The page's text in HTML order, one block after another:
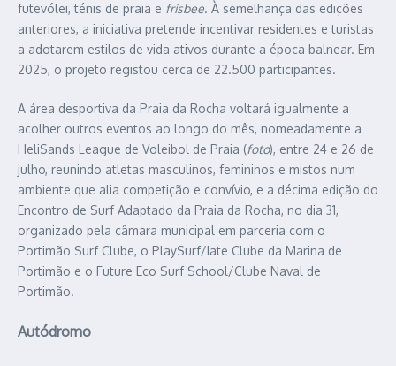
futevólei, ténis de praia e frisbee. À semelhança das edições
anteriores, a iniciativa pretende incentivar residentes e turistas
a adotarem estilos de vida ativos durante a época balnear. Em
2025, o projeto registou cerca de 22.500 participantes.
A área desportiva da Praia da Rocha voltará igualmente a
acolher outros eventos ao longo do mês, nomeadamente a
HeliSands League de Voleibol de Praia (foto), entre 24 e 26 de
julho, reunindo atletas masculinos, femininos e mistos num
ambiente que alia competição e convívio, e a décima edição do
Encontro de Surf Adaptado da Praia da Rocha, no dia 31,
organizado pela câmara municipal em parceria com o
Portimão Surf Clube, o PlaySurf/Iate Clube da Marina de
Portimão e o Future Eco Surf School/Clube Naval de
Portimão.
Autódromo